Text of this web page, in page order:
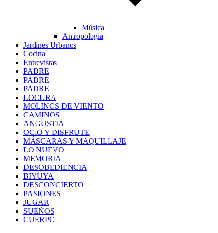
Música
Antropología
Jardines Urbanos
Cocina
Entrevistas
PADRE
PADRE
PADRE
LOCURA
MOLINOS DE VIENTO
CAMINOS
ANGUSTIA
OCIO Y DISFRUTE
MÁSCARAS Y MAQUILLAJE
LO NUEVO
MEMORIA
DESOBEDIENCIA
BIYUYA
DESCONCIERTO
PASIONES
JUGAR
SUEÑOS
CUERPO